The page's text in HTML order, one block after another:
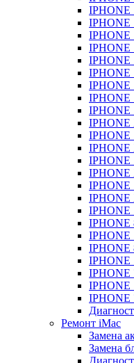
IPHONE
IPHONE
IPHONE
IPHONE
IPHONE
IPHONE
IPHONE
IPHONE
IPHONE
IPHONE
IPHONE
IPHONE
IPHONE
IPHONE
IPHONE
IPHONE
IPHONE
IPHONE
IPHONE
IPHONE
IPHONE
IPHONE
IPHONE
Ремонт iMac
Замена
Замена